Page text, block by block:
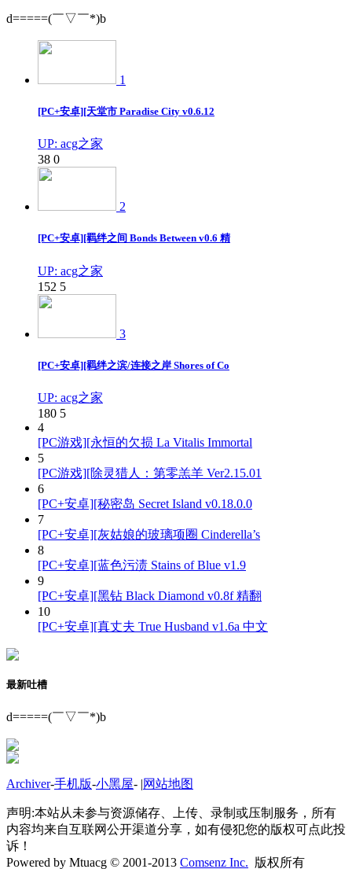
d=====(￣▽￣*)b
1
[PC+安卓][天堂市 Paradise City v0.6.12
UP: acg之家
38 0
2
[PC+安卓][羁绊之间 Bonds Between v0.6 精
UP: acg之家
152 5
3
[PC+安卓][羁绊之滨/连接之岸 Shores of Co
UP: acg之家
180 5
4
[PC游戏][永恒的欠损 La Vitalis Immortal
5
[PC游戏][除灵猎人：第零羔羊 Ver2.15.01
6
[PC+安卓][秘密岛 Secret Island v0.18.0.0
7
[PC+安卓][灰姑娘的玻璃项圈 Cinderella’s
8
[PC+安卓][蓝色污渍 Stains of Blue v1.9
9
[PC+安卓][黑钻 Black Diamond v0.8f 精翻
10
[PC+安卓][真丈夫 True Husband v1.6a 中文
最新吐槽
d=====(￣▽￣*)b
Archiver-手机版-小黑屋- |网站地图
声明:本站从未参与资源储存、上传、录制或压制服务，所有
内容均来自互联网公开渠道分享，如有侵犯您的版权可点此投
诉！
Powered by Mtuacg © 2001-2013 Comsenz Inc. 版权所有